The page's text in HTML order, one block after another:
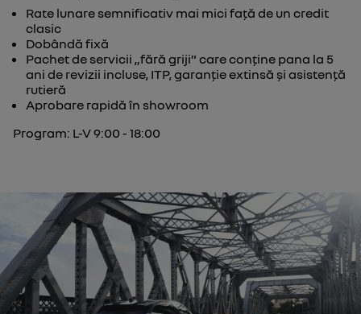
Rate lunare semnificativ mai mici față de un credit
clasic
Dobândă fixă
Pachet de servicii „fără griji” care conține pana la 5
ani de revizii incluse, ITP, garanție extinsă și asistență
rutieră
Aprobare rapidă în showroom
Program: L-V 9:00 - 18:00